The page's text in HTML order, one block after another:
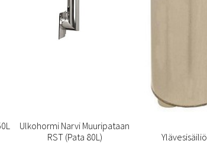
Ulkohormi Narvi Muuripataan
RST (Pata 80L)